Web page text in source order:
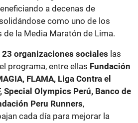
a decenas de
como uno de los
de la Media Maratón de Lima.
23 organizaciones sociales las
programa, entre ellas Fundación
FLAMA, Liga Contra el
Special Olympics Perú, Banco de
Peru Runners,
cada día para mejorar la